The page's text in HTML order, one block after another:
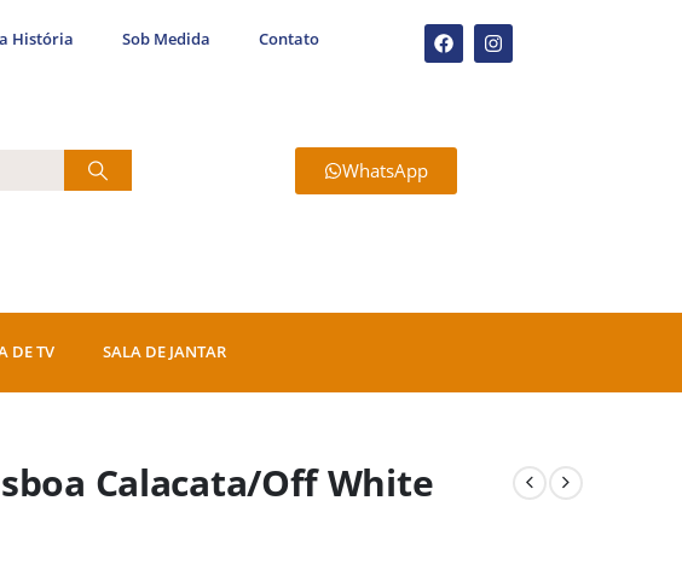
História Sob Medida Contato
WhatsApp
DE TV SALA DE JANTAR
Calacata/Off White